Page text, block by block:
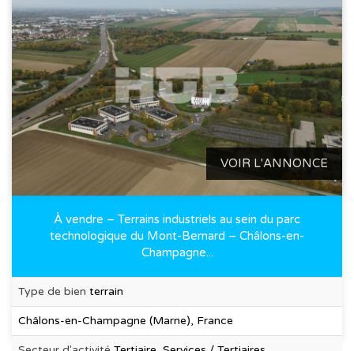
VOIR L'ANNONCE
À vendre – Terrains industriels au sein du parc
technologique du Mont-Bernard – Châlons-en-
Champagne...
Type de bien terrain
Châlons-en-Champagne (Marne), France